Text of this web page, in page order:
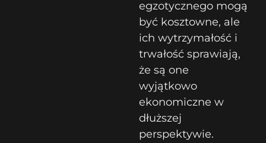
egzotycznego mogą
być kosztowne, ale
ich wytrzymałość i
trwałość sprawiają,
że są one
wyjątkowo
ekonomiczne w
dłuższej
perspektywie.